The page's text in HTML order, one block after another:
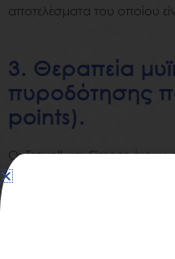
αποτελέσματα του οποίου
3. Θεραπεία
πυροδότησης
points).
Οι Travell και Simons
υπερευαίσθητο σημείο,